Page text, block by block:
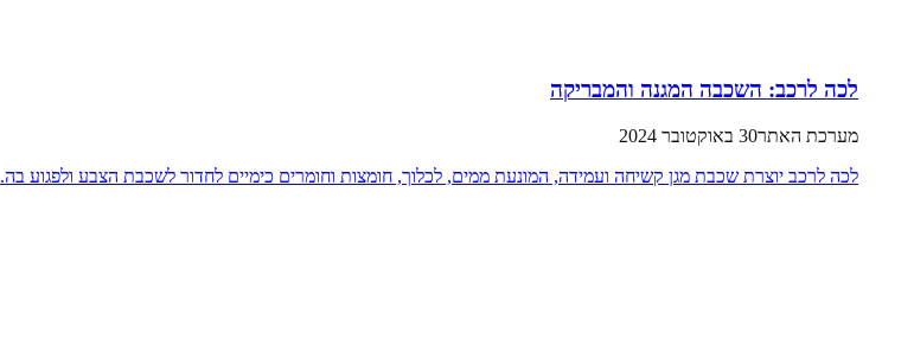
לכה לרכב: השכבה המגנה והמבריקה
מערכת האתר30 באוקטובר 2024
לכה לרכב יוצרת שכבת מגן קשיחה ועמידה, המונעת ממים, לכלוך, חומצות וחומרים כימיים לחדור לשכבת הצבע ולפגוע בה.